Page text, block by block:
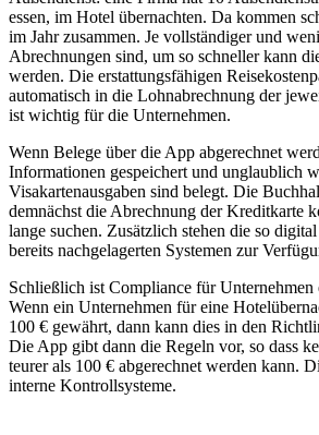
essen, im Hotel übernachten. Da kommen
im Jahr zusammen. Je vollständiger und
Abrechnungen sind, um so schneller kann
werden. Die erstattungsfähigen
automatisch in die Lohnabrechnung der
ist wichtig für die Unternehmen.
Wenn Belege über die App abgerechnet
Informationen gespeichert und unglaublich
Visakartenausgaben sind belegt. Die
demnächst die Abrechnung der Kreditkarte
lange suchen. Zusätzlich stehen die so
bereits nachgelagerten Systemen zur
Schließlich ist Compliance für
Wenn ein Unternehmen für eine
100 € gewährt, dann kann dies in den
Die App gibt dann die Regeln vor, so dass
teurer als 100 € abgerechnet werden kann.
interne Kontrollsysteme.